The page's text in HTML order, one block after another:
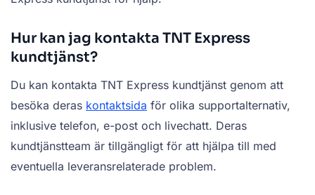
Hur kan jag kontakta TNT Express
kundtjänst?
Du kan kontakta TNT Express kundtjänst genom att
besöka deras kontaktsida för olika supportalternativ,
inklusive telefon, e-post och livechatt. Deras
kundtjänstteam är tillgängligt för att hjälpa till med
eventuella leveransrelaterade problem.